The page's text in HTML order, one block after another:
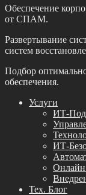
Обеспечение
от СПАМ.
Развертывание
систем
Подбор
обеспечения.
Услуги
ИТ-
ИТ-
Онлайн
Тех. Блог